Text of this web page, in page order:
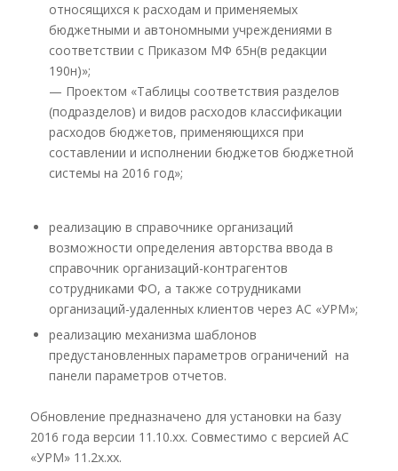
относящихся к расходам и применяемых
бюджетными и автономными учреждениями в
соответствии с Приказом МФ 65н(в редакции
190н)»;
— Проектом «Таблицы соответствия разделов
(подразделов) и видов расходов классификации
расходов бюджетов, применяющихся при
составлении и исполнении бюджетов бюджетной
системы на 2016 год»;
реализацию в справочнике организаций
возможности определения авторства ввода в
справочник организаций-контрагентов
сотрудниками ФО, а также сотрудниками
организаций-удаленных клиентов через АС «УРМ»;
реализацию механизма шаблонов
предустановленных параметров ограничений на
панели параметров отчетов.
Обновление предназначено для установки на базу
2016 года версии 11.10.хх. Совместимо с версией АС
«УРМ» 11.2х.хх.